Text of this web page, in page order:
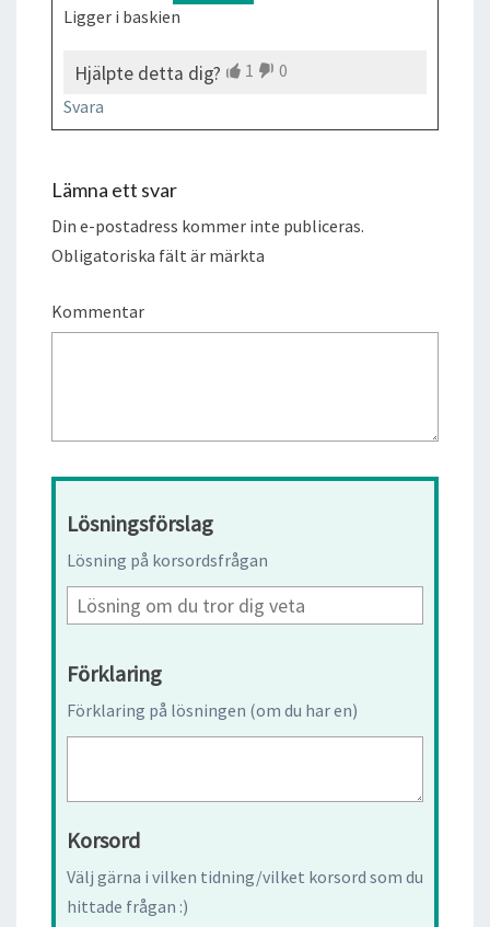
Ligger i baskien
Hjälpte detta dig? 1
0
Svara
Lämna ett svar
Din e-postadress kommer inte publiceras.
Obligatoriska fält är märkta
Kommentar
Lösningsförslag
Lösning på korsordsfrågan
Förklaring
Förklaring på lösningen (om du har en)
Korsord
Välj gärna i vilken tidning/vilket korsord som du
hittade frågan :)